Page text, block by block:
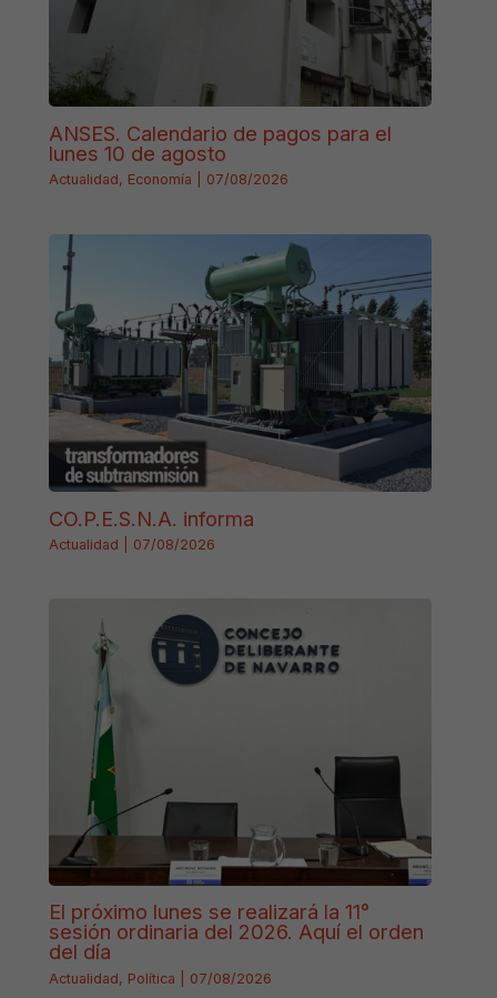
ANSES. Calendario de pagos para el
lunes 10 de agosto
Actualidad, Economía 07/08/2026
CO.P.E.S.N.A. informa
Actualidad 07/08/2026
El próximo lunes se realizará la 11°
sesión ordinaria del 2026. Aquí el orden
del día
Actualidad, Política 07/08/2026